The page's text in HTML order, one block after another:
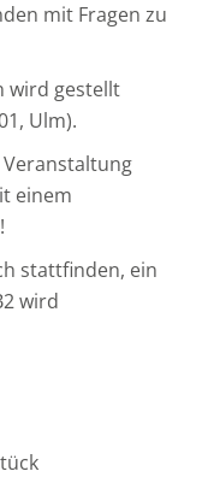
mit Fragen zu
wird gestellt
Ulm).
einem
stattfinden, ein
wird